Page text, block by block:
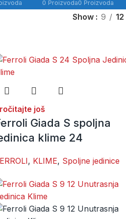
0 Proizvoda0 Proizvoda
Show 9 12
još
Giada S spoljna
klime 24
, KLIME, Spoljne jedinice